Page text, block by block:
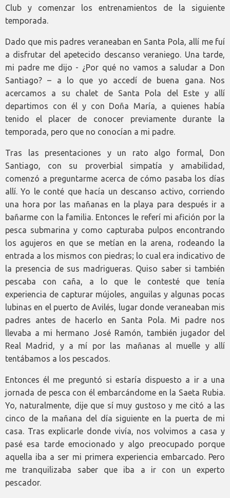
Club y comenzar los entrenamientos de la siguiente
temporada.
Dado que mis padres veraneaban en Santa Pola, allí me fuí
a disfrutar del apetecido descanso veraniego. Una tarde,
mi padre me dijo - ¿Por qué no vamos a saludar a Don
Santiago? – a lo que yo accedí de buena gana. Nos
acercamos a su chalet de Santa Pola del Este y allí
departimos con él y con Doña María, a quienes había
tenido el placer de conocer previamente durante la
temporada, pero que no conocían a mi padre.
Tras las presentaciones y un rato algo formal, Don
Santiago, con su proverbial simpatía y amabilidad,
comenzó a preguntarme acerca de cómo pasaba los días
allí. Yo le conté que hacía un descanso activo, corriendo
una hora por las mañanas en la playa para después ir a
bañarme con la familia. Entonces le referí mi afición por la
pesca submarina y como capturaba pulpos encontrando
los agujeros en que se metían en la arena, rodeando la
entrada a los mismos con piedras; lo cual era indicativo de
la presencia de sus madrigueras. Quiso saber si también
pescaba con caña, a lo que le contesté que tenía
experiencia de capturar mújoles, anguilas y algunas pocas
lubinas en el puerto de Avilés, lugar donde veraneaban mis
padres antes de hacerlo en Santa Pola. Mi padre nos
llevaba a mi hermano José Ramón, también jugador del
Real Madrid, y a mí por las mañanas al muelle y allí
tentábamos a los pescados.
Entonces él me preguntó si estaría dispuesto a ir a una
jornada de pesca con él embarcándome en la Saeta Rubia.
Yo, naturalmente, dije que sí muy gustoso y me citó a las
cinco de la mañana del día siguiente en la puerta de mi
casa. Tras explicarle donde vivía, nos volvimos a casa y
pasé esa tarde emocionado y algo preocupado porque
aquella iba a ser mi primera experiencia embarcado. Pero
me tranquilizaba saber que iba a ir con un experto
pescador.